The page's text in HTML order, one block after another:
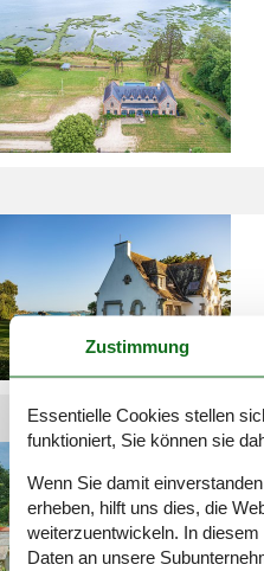
Zustimmung
Essentielle Cookies stellen
funktioniert, Sie können sie
Wenn Sie damit
erheben, hilft uns dies, die
weiterzuentwickeln. In
Daten an unsere